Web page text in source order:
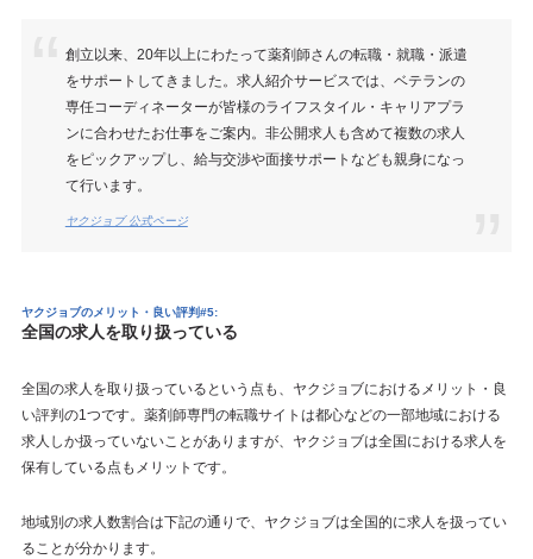
創立以来、20年以上にわたって薬剤師さんの転職・就職・派遣
をサポートしてきました。求人紹介サービスでは、ベテランの
専任コーディネーターが皆様のライフスタイル・キャリアプラ
ンに合わせたお仕事をご案内。非公開求人も含めて複数の求人
をピックアップし、給与交渉や面接サポートなども親身になっ
て行います。
ヤクジョブ 公式ページ
ヤクジョブのメリット・良い評判#5:
全国の求人を取り扱っている
全国の求人を取り扱っているという点も、ヤクジョブにおけるメリット・良
い評判の1つです。薬剤師専門の転職サイトは都心などの一部地域における
求人しか扱っていないことがありますが、ヤクジョブは全国における求人を
保有している点もメリットです。
地域別の求人数割合は下記の通りで、ヤクジョブは全国的に求人を扱ってい
ることが分かります。